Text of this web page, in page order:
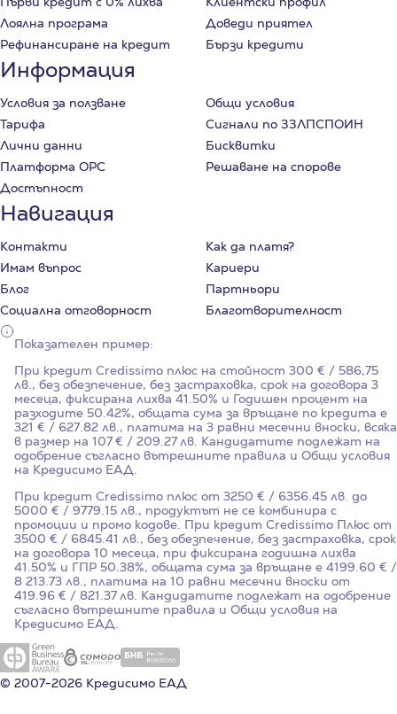
Лоялна програма
Доведи приятел
Рефинансиране на кредит
Бързи кредити
Информация
Условия за ползване
Общи условия
Тарифа
Сигнали по ЗЗЛПСПОИН
Лични данни
Бисквитки
Платформа ОРС
Решаване на спорове
Достъпност
Навигация
Контакти
Как да платя?
Имам въпрос
Кариери
Блог
Партньори
Социална отговорност
Благотворителност
Показателен пример:
При кредит Credissimo плюс на стойност 300 € / 586,75
лв., без обезпечение, без застраховка, срок на договора 3
месеца, фиксирана лихва 41.50% и Годишен процент на
разходите 50.42%, общата сума за връщане по кредита е
321 € / 627.82 лв., платима на 3 равни месечни вноски, всяка
в размер на 107 € / 209.27 лв. Кандидатите подлежат на
одобрение съгласно вътрешните правила и Общи условия
на Кредисимо ЕАД.
При кредит Credissimo плюс от 3250 € / 6356.45 лв. до
5000 € / 9779.15 лв., продуктът не се комбинира с
промоции и промо кодове. При кредит Credissimo Плюс от
3500 € / 6845.41 лв., без обезпечение, без застраховка, срок
на договора 10 месеца, при фиксирана годишна лихва
41.50% и ГПР 50.38%, общата сума за връщане е 4199.60 € /
8 213.73 лв., платима на 10 равни месечни вноски от
419.96 € / 821.37 лв. Кандидатите подлежат на одобрение
съгласно вътрешните правила и Общи условия на
Кредисимо ЕАД.
© 2007-2026 Кредисимо ЕАД